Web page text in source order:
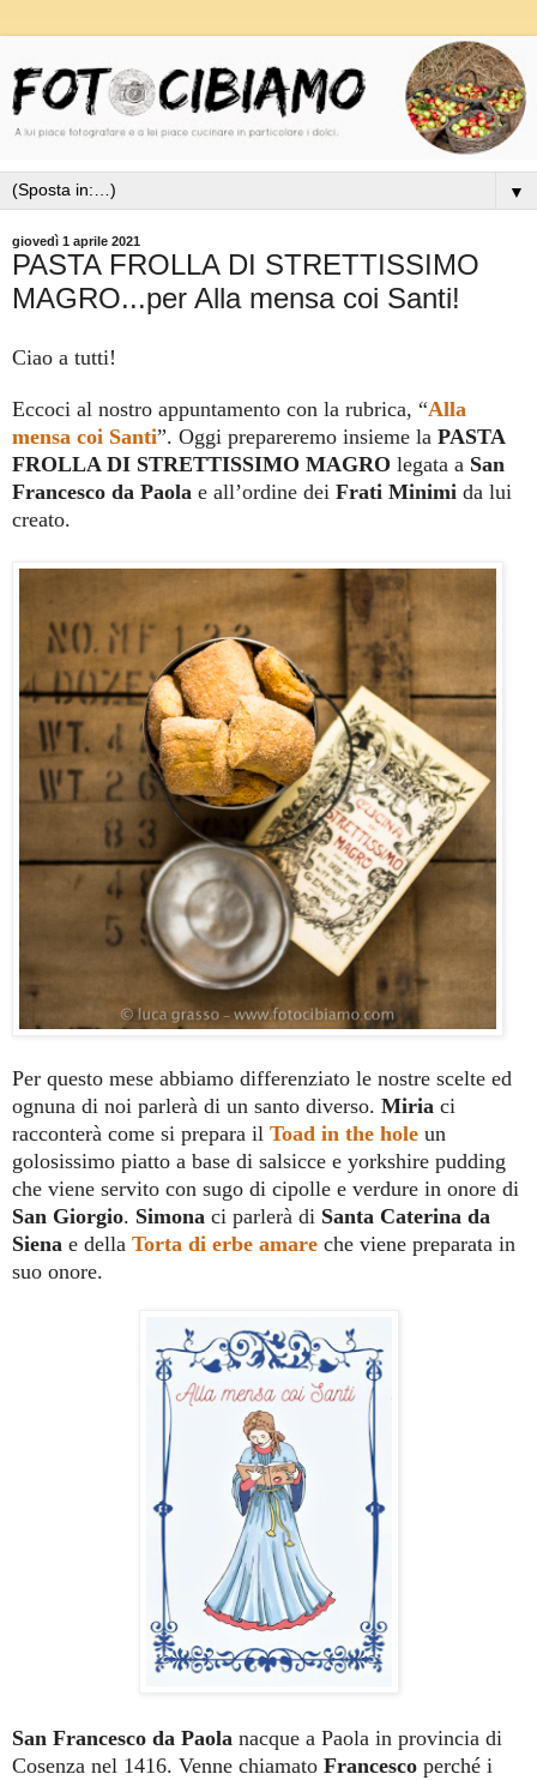
▼
giovedì 1 aprile 2021
PASTA FROLLA DI STRETTISSIMO
MAGRO...per Alla mensa coi Santi!
Ciao a tutti!
Eccoci al nostro appuntamento con la rubrica, “Alla
mensa coi Santi”. Oggi prepareremo insieme la PASTA
FROLLA DI STRETTISSIMO MAGRO legata a San
Francesco da Paola e all’ordine dei Frati Minimi da lui
creato.
Per questo mese abbiamo differenziato le nostre scelte ed
ognuna di noi parlerà di un santo diverso. Miria ci
racconterà come si prepara il Toad in the hole un
golosissimo piatto a base di salsicce e yorkshire pudding
che viene servito con sugo di cipolle e verdure in onore di
San Giorgio. Simona ci parlerà di Santa Caterina da
Siena e della Torta di erbe amare che viene preparata in
suo onore.
San Francesco da Paola nacque a Paola in provincia di
Cosenza nel 1416. Venne chiamato Francesco perché i